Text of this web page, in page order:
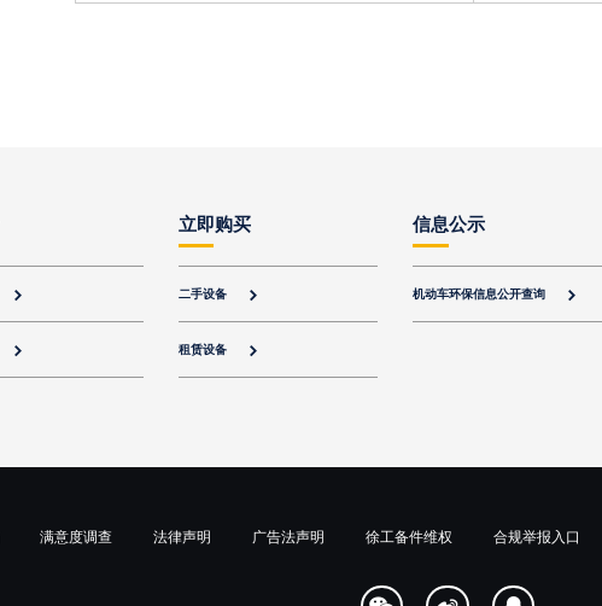


立即购买
二手设备 
租赁设备 
信息公示
机动车环保信息公开查询 
满意度调查 法律声明 广告法声明 徐工备件维权 合规举报入口